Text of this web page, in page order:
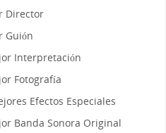
Director
Guión
Interpretación
Fotografía
Efectos Especiales
Banda Sonora Original